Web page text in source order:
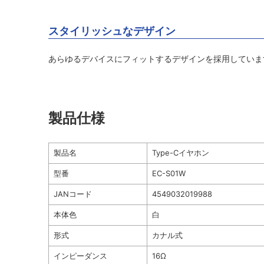
スタイリッシュなデザイン
あらゆるデバイスにフィットするデザインを採用してい
製品仕様
製品名 Type-Cイヤホン
型番 EC-S01W
JANコード 4549032019988
本体色 白
形式 カナル式
インピーダンス 16Ω